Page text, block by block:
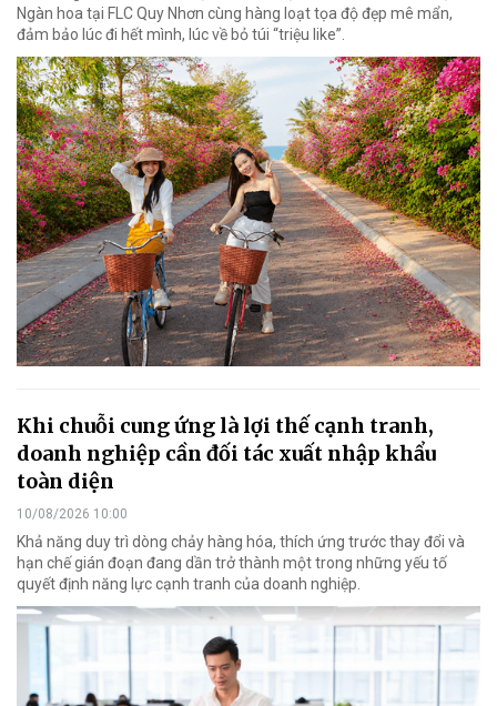
Ngàn hoa tại FLC Quy Nhơn cùng hàng loạt tọa độ đẹp mê mẩn,
đảm bảo lúc đi hết mình, lúc về bỏ túi “triệu like”.
Khi chuỗi cung ứng là lợi thế cạnh tranh,
doanh nghiệp cần đối tác xuất nhập khẩu
toàn diện
10/08/2026 10:00
Khả năng duy trì dòng chảy hàng hóa, thích ứng trước thay đổi và
hạn chế gián đoạn đang dần trở thành một trong những yếu tố
quyết định năng lực cạnh tranh của doanh nghiệp.